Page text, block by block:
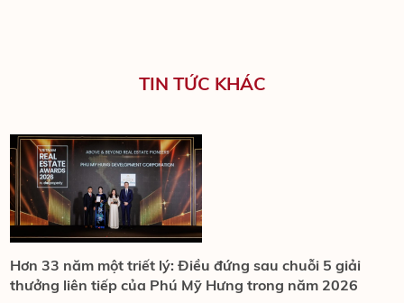
TIN TỨC KHÁC
Hơn 33 năm một triết lý: Điều đứng sau chuỗi 5 giải
thưởng liên tiếp của Phú Mỹ Hưng trong năm 2026